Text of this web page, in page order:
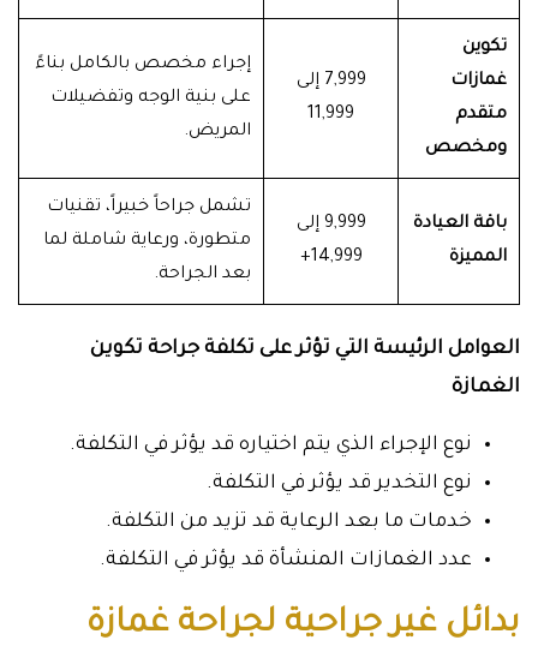
تكوين
غمازات
متقدم
ومخصص
7,999 إلى
11,999
إجراء مخصص بالكامل بناءً
على بنية الوجه وتفضيلات
المريض.
باقة العيادة
المميزة
9,999 إلى
14,999+
تشمل جراحاً خبيراً، تقنيات
متطورة، ورعاية شاملة لما
بعد الجراحة.
العوامل الرئيسة التي تؤثر على تكلفة جراحة تكوين
الغمازة
نوع الإجراء الذي يتم اختياره قد يؤثر في التكلفة.
نوع التخدير قد يؤثر في التكلفة.
خدمات ما بعد الرعاية قد تزيد من التكلفة.
عدد الغمازات المنشأة قد يؤثر في التكلفة.
بدائل غير جراحية لجراحة غمازة